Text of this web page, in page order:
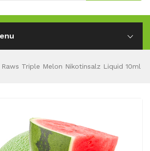
Raws Triple Melon Nikotinsalz Liquid 10ml